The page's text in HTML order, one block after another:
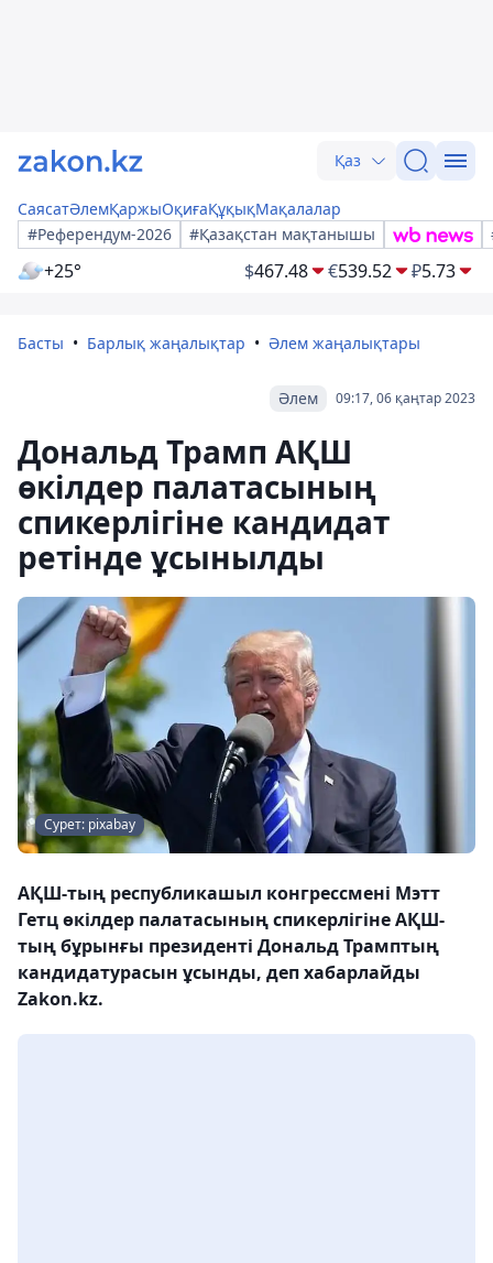
Қаз
СаясатӘлемҚаржыОқиғаҚұқықМақалалар
#Референдум-2026
#Қазақстан мақтанышы
+25° $467.48 €539.52 ₽5.73
Басты Барлық жаңалықтар Әлем жаңалықтары
09:17, 06 қаңтар 2023
Әлем
Дональд Трамп АҚШ
өкілдер палатасының
спикерлігіне кандидат
ретінде ұсынылды
Сурет: pixabay
АҚШ-тың республикашыл конгрессмені Мэтт
Гетц өкілдер палатасының спикерлігіне АҚШ-
тың бұрынғы президенті Дональд Трамптың
кандидатурасын ұсынды, деп хабарлайды
Zakon.kz.